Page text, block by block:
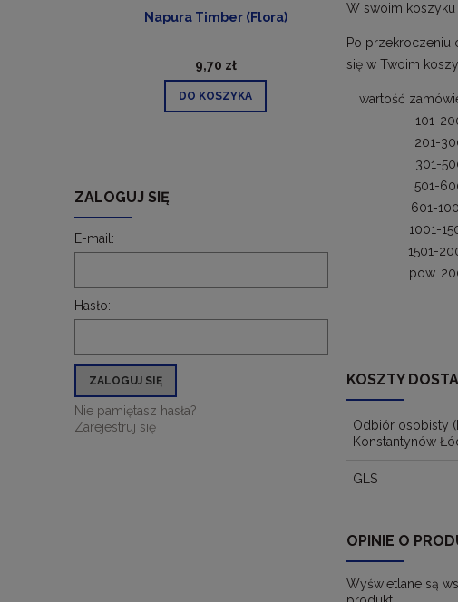
Napura Timber (Flora)
9,70 zł
DO KOSZYKA
ZALOGUJ SIĘ
E-mail:
Hasło:
ZALOGUJ SIĘ
Nie pamiętasz hasła?
Zarejestruj się
W swoim koszyku
Po przekroczeniu
się w Twoim
wartość
101-
201-
301-
501-
601-
1001-
1501-
pow.
KOSZTY
Odbiór osobisty
Konstantynów
GLS
OPINIE O
Wyświetlane są